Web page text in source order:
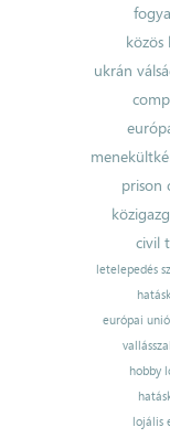
közös
ukrán
prison
civil
letelepedés
európai
hobby
lojális